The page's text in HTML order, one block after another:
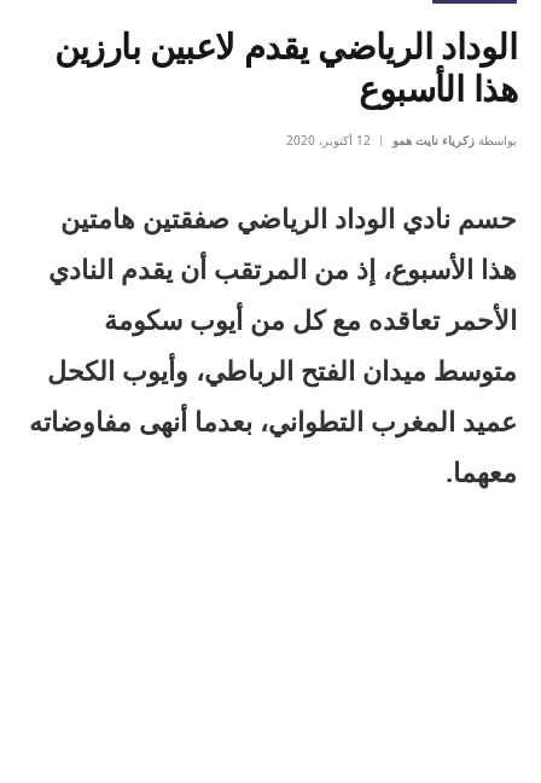
الوداد الرياضي يقدم لاعبين بارزين
هذا الأسبوع
بواسطة زكرياء نايت همو 12 أكتوبر، 2020
حسم نادي الوداد الرياضي صفقتين هامتين
هذا الأسبوع، إذ من المرتقب أن يقدم النادي
الأحمر تعاقده مع كل من أيوب سكومة
متوسط ميدان الفتح الرباطي، وأيوب الكحل
عميد المغرب التطواني، بعدما أنهى مفاوضاته
معهما.